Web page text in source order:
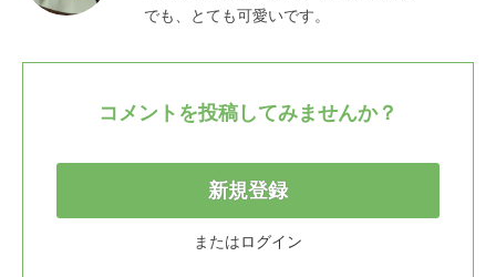
でも、とても可愛いです。
コメントを投稿してみませんか？
新規登録
またはログイン